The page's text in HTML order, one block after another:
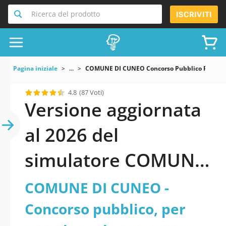
Ricerca del prodotto ISCRIVITI
Pagina iniziale ... COMUNE DI CUNEO Concorso Pubblico Per
4.8 (87 Voti)
Versione aggiornata
al 2026 del
simulatore COMUNE
DI CUNEO - Concorso
pubblico, per esami,
COMUNE DI CUNEO -
Concorso pubblico, per